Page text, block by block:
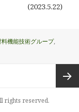
(2023.5.22)
料機能技術グループ,
rights reserved.